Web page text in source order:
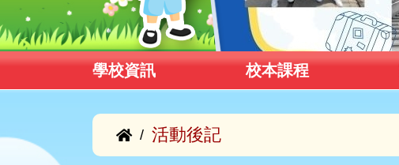
學校資訊 校本課程
/ 活動後記